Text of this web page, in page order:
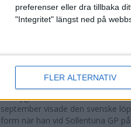
preferenser eller dra tillbaka
"Integritet" längst ned på
FLER ALTERNATIV
Den hundrade upplagan av
landskamp i friidrott, avgjordes
Svenskt rekord när
En dryg månad före friidrotts-
september visade den svenske
form när han vid Sollentuna GP